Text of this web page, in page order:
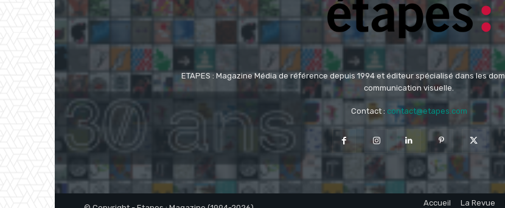
ETAPES : Magazine Média de référence depuis 1994 et éditeur spécialisé dans les
communication visuelle.
Contact : contact@etapes.com
Accueil La Revue